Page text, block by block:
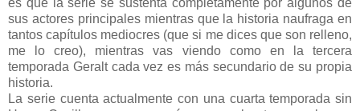
sus actores principales mientras que la historia naufraga en
tantos capítulos mediocres (que si me dices que son relleno,
me lo creo), mientras vas viendo como en la tercera
temporada Geralt cada vez es más secundario de su propia
historia.
La serie cuenta actualmente con una cuarta temporada sin